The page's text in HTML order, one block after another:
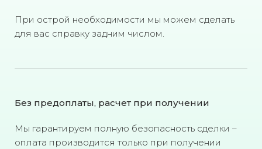
При острой необходимости мы можем сделать
для вас справку задним числом.
Без предоплаты, расчет при получении
Мы гарантируем полную безопасность сделки –
оплата производится только при получении